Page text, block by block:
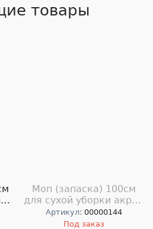
товары
Моп (запаска) 100см
для сухой уборки акрил
Middle Acrilico
Артикул: 00000144
Под заказ